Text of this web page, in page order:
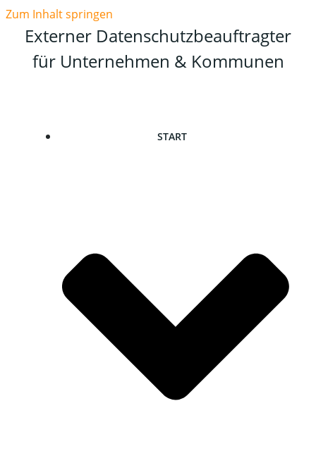
Zum Inhalt springen
Externer Datenschutzbeauftragter
für Unternehmen & Kommunen
START